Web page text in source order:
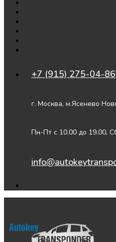
+7 (915) 275-04-86
г. Москва, м.Ясенево
Пн-Пт с 10.00 до 19.00,